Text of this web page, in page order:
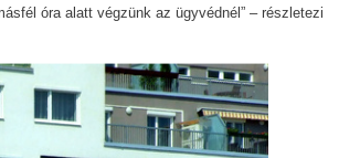
óra alatt végzünk az ügyvédnél” – részletezi